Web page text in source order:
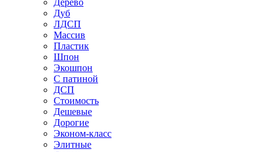
Дерево
Дуб
ЛДСП
Массив
Пластик
Шпон
Экошпон
С патиной
ДСП
Стоимость
Дешевые
Дорогие
Эконом-класс
Элитные